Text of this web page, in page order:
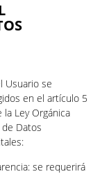
Usuario se
en el artículo 5
Ley Orgánica
Datos
se requerirá